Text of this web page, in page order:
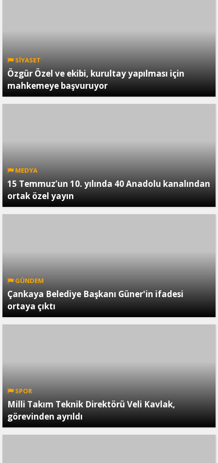
SİYASET
Özgür Özel ve ekibi, kurultay yapılması için
mahkemeye başvuruyor
MEDYA
15 Temmuz’un 10. yılında 40 Anadolu kanalından
ortak özel yayın
GÜNDEM
Çankaya Belediye Başkanı Güner'in ifadesi
ortaya çıktı
SPOR
Milli Takım Teknik Direktörü Veli Kavlak,
görevinden ayrıldı